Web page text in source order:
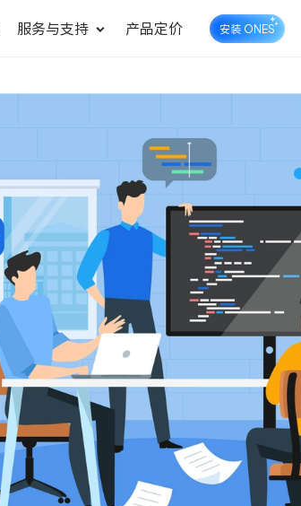
ONES Desk
统一管理业务信息和企业知
测试管理
快速交付高质量产品
DevOps
可持续地交付端到端的价值
服务台和工单管理
轻松响应与解决客户反馈
服务与支持 产品定价 安装 ONES